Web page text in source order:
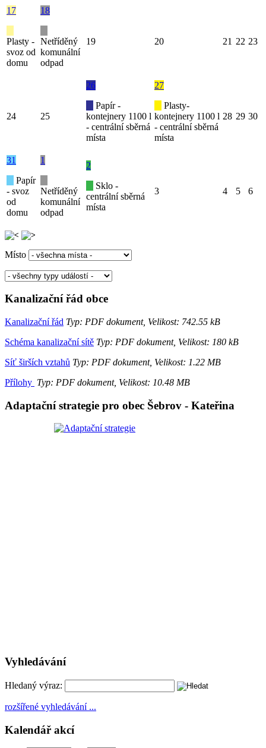
17
Plasty -
svoz od
domu
18
Netříděný
komunální
odpad
19 20 21 22 23
24 25
26
Papír -
kontejnery 1100 l
- centrální sběrná
místa
27
Plasty-
kontejnery 1100 l
- centrální sběrná
místa
28 29 30
31
Papír
- svoz
od
domu
1
Netříděný
komunální
odpad
2
Sklo -
centrální sběrná
místa
3 4 5 6
Místo
Kanalizační řád obce
Kanalizační řád Typ: PDF dokument, Velikost: 742.55 kB
Schéma kanalizační sítě Typ: PDF dokument, Velikost: 180 kB
Síť širších vztahů Typ: PDF dokument, Velikost: 1.22 MB
Přílohy Typ: PDF dokument, Velikost: 10.48 MB
Adaptační strategie pro obec Šebrov - Kateřina
Vyhledávání
Hledaný výraz:
rozšířené vyhledávání ...
Kalendář akcí